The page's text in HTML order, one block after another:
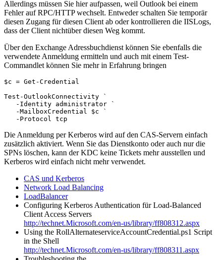
Allerdings müssen Sie hier aufpassen, weil Outlook bei einem
Fehler auf RPC/HTTP wechselt. Entweder schalten Sie temporär
diesen Zugang für diesen Client ab oder kontrollieren die IISLogs,
dass der Client nichtüber diesen Weg kommt.
Über den Exchange Adressbuchdienst können Sie ebenfalls die
verwendete Anmeldung ermitteln und auch mit einem Test-
Commandlet können Sie mehr in Erfahrung bringen
$c = Get-Credential
Test-OutlookConnectivity `
   -Identity administrator `
   -MailboxCredential $c `
   -Protocol tcp
Die Anmeldung per Kerberos wird auf den CAS-Servern einfach
zusätzlich aktiviert. Wenn Sie das Dienstkonto oder auch nur die
SPNs löschen, kann der KDC keine Tickets mehr ausstellen und
Kerberos wird einfach nicht mehr verwendet.
CAS und Kerberos
Network Load Balancing
LoadBalancer
Configuring Kerberos Authentication für Load-Balanced
Client Access Servers
http://technet.Microsoft.com/en-us/library/ff808312.aspx
Using the RollAlternateserviceAccountCredential.ps1 Script
in the Shell
http://technet.Microsoft.com/en-us/library/ff808311.aspx